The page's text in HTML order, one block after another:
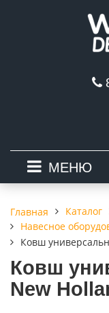
МЕНЮ
Главная Каталог
Навесное
Ковш
Ковш
New